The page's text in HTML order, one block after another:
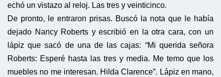
echó un vistazo al reloj. Las tres y veinticinco.
De pronto, le entraron prisas. Buscó la nota que le había
dejado Nancy Roberts y escribió en la otra cara, con un
lápiz que sacó de una de las cajas: “Mi querida señora
Roberts: Esperé hasta las tres y media. Me temo que los
muebles no me interesan. Hilda Clarence”. Lápiz en mano,